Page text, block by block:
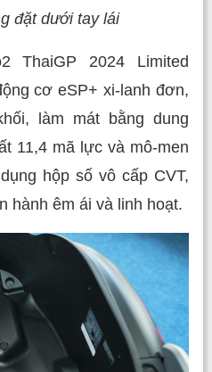
đặt dưới tay lái
ThaiGP 2024 Limited
cơ eSP+ xi-lanh đơn,
làm mát bằng dung
11,4 mã lực và mô-men
hộp số vô cấp CVT,
hành êm ái và linh hoạt.